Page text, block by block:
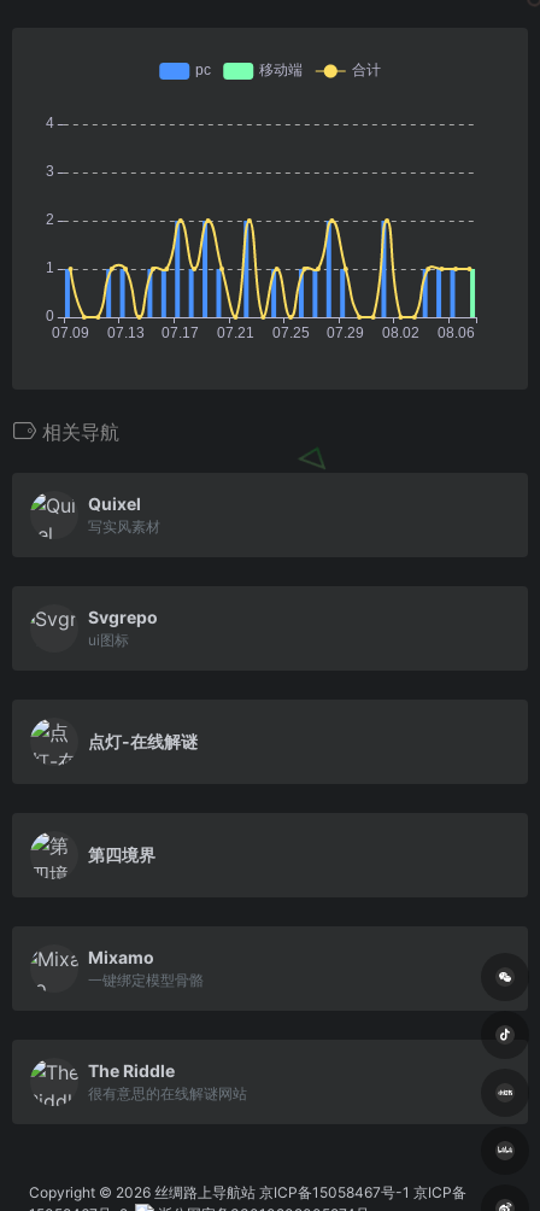
相关导航
Quixel
写实风素材
Svgrepo
ui图标
点灯-在线解谜
第四境界
Mixamo
一键绑定模型骨骼
The Riddle
很有意思的在线解谜网站
Copyright © 2026 丝绸路上导航站 京ICP备15058467号-1 京ICP备